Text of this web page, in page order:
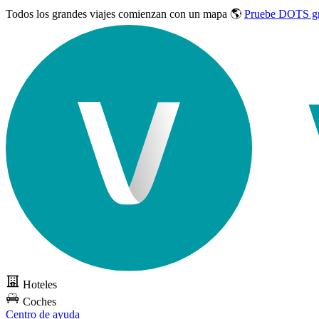
Todos los grandes viajes comienzan con un mapa 🌎 Pruebe DOTS
Hoteles
Coches
Centro de ayuda